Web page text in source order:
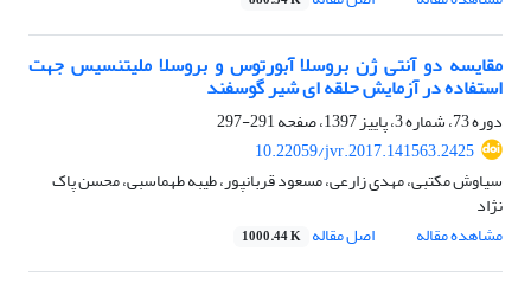
مقایسه دو آنتی ژن بروسلا آبورتوس و بروسلا ملیتنسیس جهت
استفاده در آزمایش حلقه ای شیر گوسفند
دوره 73، شماره 3، پاییز 1397، صفحه
291-297
10.22059/jvr.2017.141563.2425
سیاوش مکتبی، مهدی زارعی، مسعود قربانپور، طیبه طهماسبی، محسن پاک
نژاد
مشاهده مقاله
اصل مقاله 1000.44 K